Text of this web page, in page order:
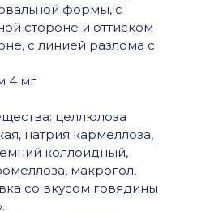
формы, с
стороне и оттиском
с линией разлома с
4 мг
целлюлоза
натрия кармеллоза,
коллоидный,
макрогол,
со вкусом говядины